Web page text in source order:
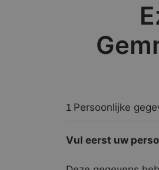
1 Persoonlijke
Vul eerst uw